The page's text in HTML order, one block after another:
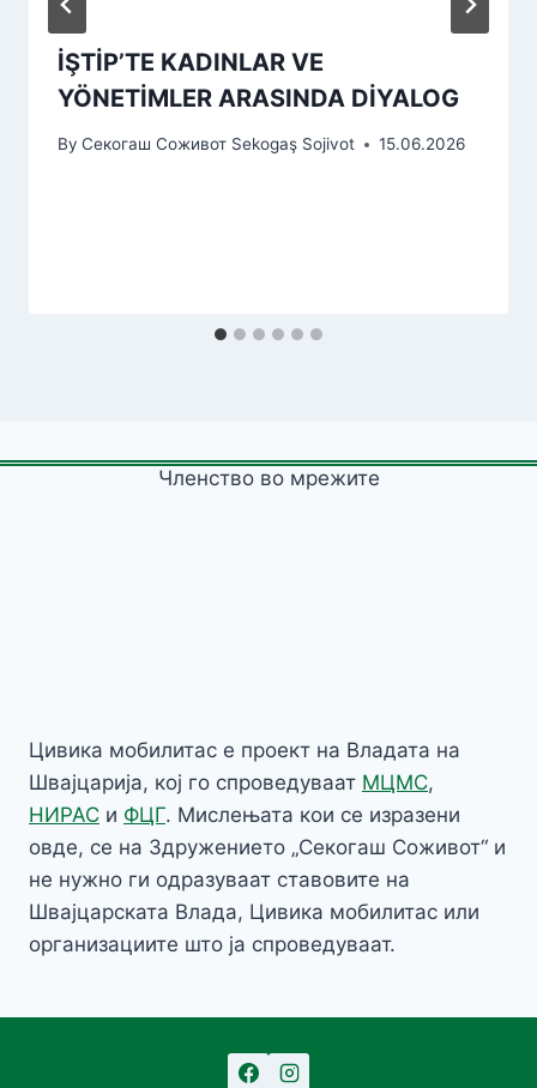
İŞTİP’TE KADINLAR VE
YÖNETİMLER ARASINDA DİYALOG
By Секогаш Соживот Sekogaş Sojivot 15.06.2026
Членство во мрежите
Цивика мобилитас е проект на Владата на
Швајцарија, кој го спроведуваат МЦМС,
НИРАС и ФЦГ. Мислењата кои се изразени
овде, се на Здружението „Секогаш Соживот“ и
не нужно ги одразуваат ставовите на
Швајцарската Влада, Цивика мобилитас или
организациите што ја спроведуваат.